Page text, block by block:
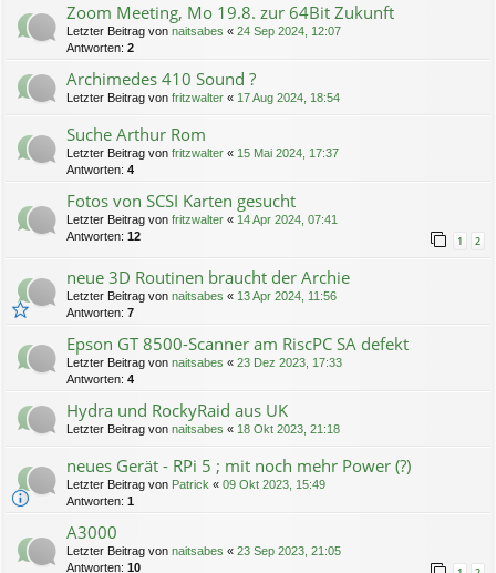
Zoom Meeting, Mo 19.8. zur 64Bit Zukunft
Letzter Beitrag von naitsabes « 24 Sep 2024, 12:07
Antworten: 2
Archimedes 410 Sound ?
Letzter Beitrag von fritzwalter « 17 Aug 2024, 18:54
Suche Arthur Rom
Letzter Beitrag von fritzwalter « 15 Mai 2024, 17:37
Antworten: 4
Fotos von SCSI Karten gesucht
Letzter Beitrag von fritzwalter « 14 Apr 2024, 07:41
Antworten: 12 1 2
neue 3D Routinen braucht der Archie
Letzter Beitrag von naitsabes « 13 Apr 2024, 11:56
Antworten: 7
Epson GT 8500-Scanner am RiscPC SA defekt
Letzter Beitrag von naitsabes « 23 Dez 2023, 17:33
Antworten: 4
Hydra und RockyRaid aus UK
Letzter Beitrag von naitsabes « 18 Okt 2023, 21:18
neues Gerät - RPi 5 ; mit noch mehr Power (?)
Letzter Beitrag von Patrick « 09 Okt 2023, 15:49
Antworten: 1
A3000
Letzter Beitrag von naitsabes « 23 Sep 2023, 21:05
Antworten: 10